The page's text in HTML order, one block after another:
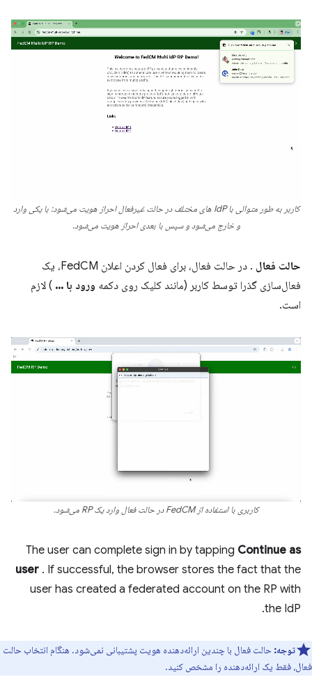
کاربر به طور متوالی با IdP های مختلف در حالت غیرفعال احراز هویت می‌شود: با یکی وارد
و خارج می‌شود و سپس با بعدی احراز هویت می‌شود.
حالت فعال
. در حالت فعال، برای فعال کردن اعلان FedCM، یک
فعال‌سازی گذرا توسط کاربر (مانند کلیک روی دکمه ورود با ... ) لازم
است.
کاربری با استفاده از FedCM در حالت فعال وارد یک RP می‌شود.
The user can complete sign in by tapping Continue as
user . If successful, the browser stores the fact that the
user has created a federated account on the RP with
the IdP.
توجه: حالت فعال با چندین ارائه‌دهنده هویت پشتیبانی نمی‌شود. هنگام انتخاب حالت
فعال، فقط یک ارائه‌دهنده را مشخص کنید.